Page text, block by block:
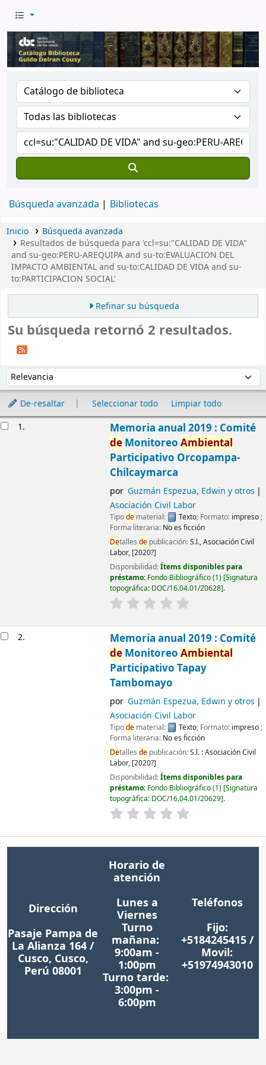
Búsqueda avanzada Bibliotecas
Inicio
Búsqueda avanzada
Resultados de búsqueda para 'ccl=su:"CALIDAD DE VIDA"
and su-geo:PERU-AREQUIPA and su-to:EVALUACION DEL
IMPACTO AMBIENTAL and su-to:CALIDAD DE VIDA and su-
to:PARTICIPACION SOCIAL'
Refinar su búsqueda
Su búsqueda retornó 2 resultados.
Ordenar por:
De-resaltar Seleccionar todo Limpiar todo
1.
Memoria anual 2019 : Comité
deMonitoreo Ambiental
Participativo Orcopampa-
Chilcaymarca
por Guzmán Espezua, Edwin y otros
Asociación Civil Labor
Tipodematerial: Texto; Formato: impreso;
Forma literaria: No es ficción
Detalles depublicación:S.l.,Asociación Civil
Labor, [2020?]
Disponibilidad:Ítems disponibles para
préstamo: Fondo Bibliográfico(1) Signatura
topográfica: DOC/16.04.01/20628 .
2.
Memoria anual 2019 : Comité
deMonitoreo Ambiental
Participativo Tapay
Tambomayo
por Guzmán Espezua, Edwin y otros
Asociación Civil Labor
Tipodematerial: Texto; Formato: impreso;
Forma literaria: No es ficción
Detalles depublicación:S.l. :Asociación Civil
Labor, [2020?]
Disponibilidad:Ítems disponibles para
préstamo: Fondo Bibliográfico(1) Signatura
topográfica: DOC/16.04.01/20629 .
Dirección
Pasaje Pampa de
La Alianza 164 /
Cusco, Cusco,
Perú 08001
Horario de
atención
Lunes a
Viernes
Turno
mañana:
9:00am -
1:00pm
Turno tarde:
3:00pm -
6:00pm
Teléfonos
Fijo:
+5184245415 /
Movil:
+51974943010